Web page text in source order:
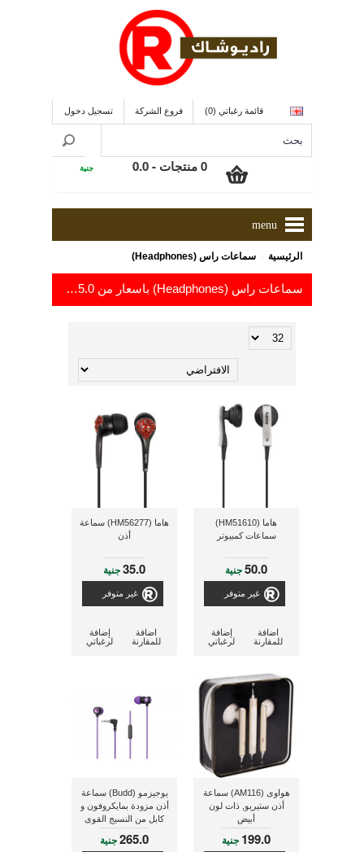
قائمة رغباتي (0) فروع الشركة تسجيل دخول
0 منتجات - 0.0 جنية
menu
الرئيسية سماعات راس (Headphones)
سماعات راس (Headphones) باسعار من 35.0جنية
هاما (HM51610)
سماعات كمبيوتر
50.0جنية
غير متوفر
إضافة
لرغباتي
اضافة
للمقارنة
هاما (HM56277) سماعة
أذن
35.0جنية
غير متوفر
إضافة
لرغباتي
اضافة
للمقارنة
هواوى (AM116) سماعة
أذن ستيريو, ذات لون
أبيض
199.0 جنية
يوجيزمو (Budd) سماعة
أذن مزودة بمايكروفون و
كابل من النسيج القوى
المُغلف لعدم التشابك
265.0جنية